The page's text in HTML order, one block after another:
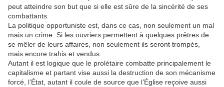
peut atteindre son but que si elle est sûre de la sincérité de ses
combattants.
La politique opportuniste est, dans ce cas, non seulement un mal
mais un crime. Si les ouvriers permettent à quelques prêtres de
se mêler de leurs affaires, non seulement ils seront trompés,
mais encore trahis et vendus.
Autant il est logique que le prolétaire combatte principalement le
capitalisme et partant vise aussi la destruction de son mécanisme
forcé, l’État, autant il coule de source que l’Église reçoive aussi